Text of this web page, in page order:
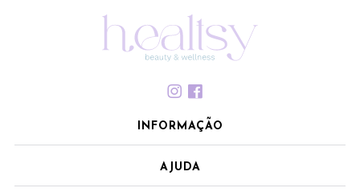
INFORMAÇÃO
AJUDA